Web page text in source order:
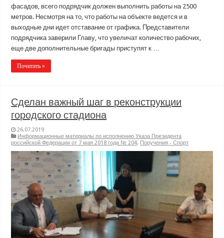
фасадов, всего подрядчик должен выполнить работы на 2500
метров. Несмотря на то, что работы на объекте ведется и в
выходные дни идет отставание от графика. Представители
подрядчика заверили Главу, что увеличат количество рабочих,
еще две дополнительные бригады приступят к …
Почитать »
Сделан важный шаг в реконструкции
городского стадиона
26.07.2019
Информационные материалы по исполнению Указа Президента
российской Федерации от 7 мая 2018 года № 204, Поручения - Спорт